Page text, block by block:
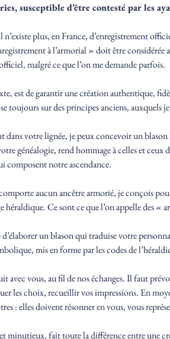
susceptible d’être contesté par les
n’existe plus, en France, d’enregistrement
à l’armorial » doit être considérée
malgré ce que l’on me demande parfois.
est de garantir une création authentique,
toujours sur des principes anciens, auxquels
dans votre lignée, je peux concevoir un
généalogie, rend hommage à celles et ceux
composent notre ascendance.
aucun ancêtre armorié, je conçois
héraldique. Ce sont ce que l’on appelle des «
un blason qui traduise votre
mis en forme par les codes de
avec vous, au fil de nos échanges. Il faut
les choix, recueillir vos impressions. En
: elles doivent résonner en vous, vous
minutieux, fait toute la différence entre une